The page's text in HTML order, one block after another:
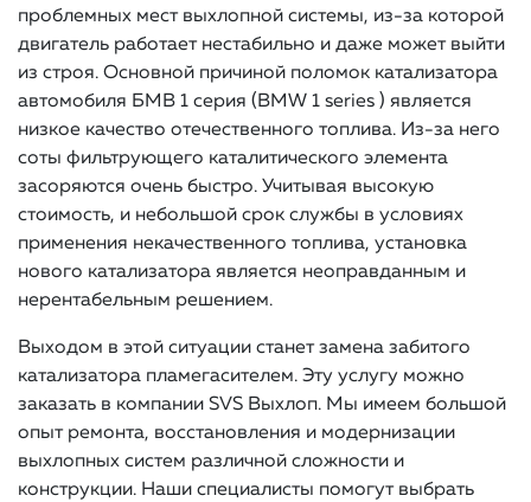
проблемных мест выхлопной системы, из-за которой
двигатель работает нестабильно и даже может выйти
из строя. Основной причиной поломок катализатора
автомобиля БМВ 1 серия (BMW 1 series ) является
низкое качество отечественного топлива. Из-за него
соты фильтрующего каталитического элемента
засоряются очень быстро. Учитывая высокую
стоимость, и небольшой срок службы в условиях
применения некачественного топлива, установка
нового катализатора является неоправданным и
нерентабельным решением.
Выходом в этой ситуации станет замена забитого
катализатора пламегасителем. Эту услугу можно
заказать в компании SVS Выхлоп. Мы имеем большой
опыт ремонта, восстановления и модернизации
выхлопных систем различной сложности и
конструкции. Наши специалисты помогут выбрать